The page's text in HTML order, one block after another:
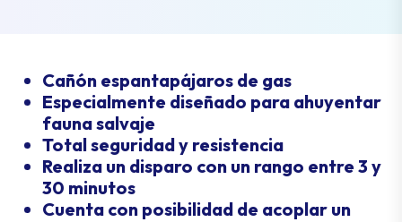
Cañón espantapájaros de gas
Especialmente diseñado para ahuyentar
fauna salvaje
Total seguridad y resistencia
Realiza un disparo con un rango entre 3 y
30 minutos
Cuenta con posibilidad de acoplar un